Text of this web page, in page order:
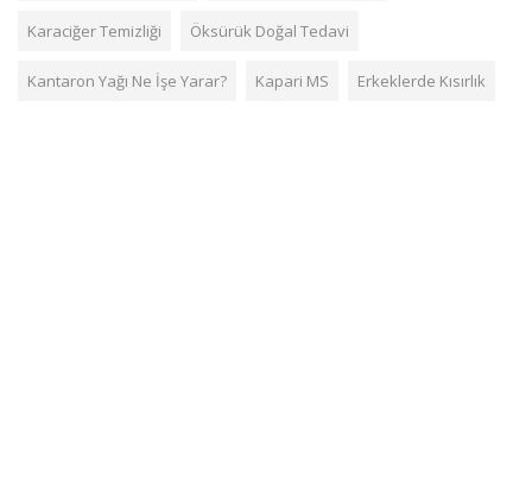
Karaciğer Temizliği Öksürük Doğal Tedavi
Kantaron Yağı Ne İşe Yarar? Kapari MS Erkeklerde Kısırlık